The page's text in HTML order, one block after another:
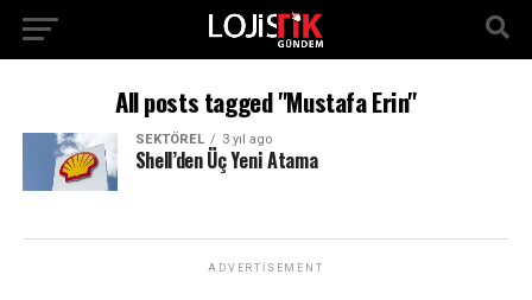
All posts tagged "Mustafa Erin"
SEKTÖREL 3 yıl ago
Shell’den Üç Yeni Atama
ADVERTISEMENT